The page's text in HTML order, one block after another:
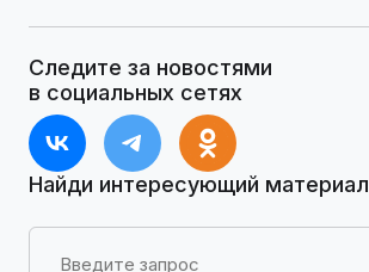
Следите за новостями
в социальных сетях
Найди интересующий материал